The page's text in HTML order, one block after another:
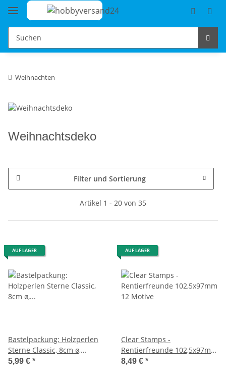
Weihnachten
Weihnachtsdeko
Filter und Sortierung
Artikel 1 - 20 von 35
AUF LAGER
Bastelpackung: Holzperlen
Sterne Classic, 8cm ø,
Perlen+Fädeldraht+Anleitung,
5,99 € *
AUF LAGER
Clear Stamps -
Rentierfreunde 102,5x97mm
12 Motive
8,49 € *